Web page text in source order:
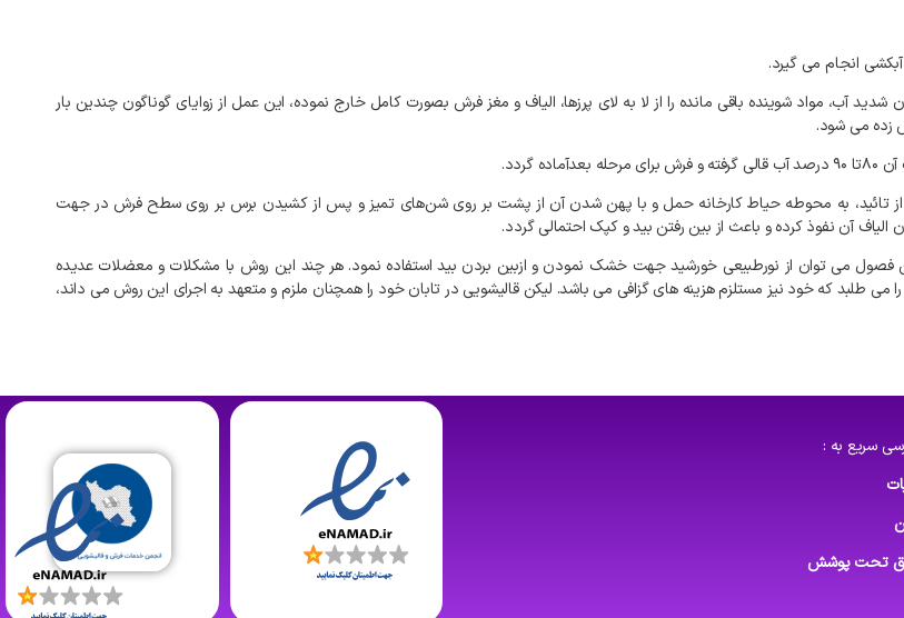
آبکشی انجام می گیرد.
شدید آب، مواد شوینده باقی مانده را از لا به لای پرزها، الیاف و مغز فرش بصورت کامل خارج نموده، این عمل از زوایای گوناگون چندین بار
زده می شود.
آن ۸۰تا ۹۰ درصدآب قالی گرفته و فرش برای مرحله بعدآماده گردد.
از تائید، به محوطه حیاط کارخانه حمل و با پهن شدن آن از پشت بر روی شن‌های تمیز و پس از کشیدن برس بر روی سطح فرش در جهت
الیاف آن نفوذ کرده و باعث از بین رفتن بیدو کپک احتمالی گردد.
فصول می توان از نورطبیعی خورشید جهت خشک نمودن و ازبین بردن بید استفاده نمود.هر چند این روش با مشکلات و معضلات عدیده
رامی طلبدکه خود نیز مستلزم هزینه های گزافی می باشد. لیکن قالیشویی در تابان خود راهمچنان ملزم و متعهد به اجرای این روش می داند،
سریع به :
تحت پوشش